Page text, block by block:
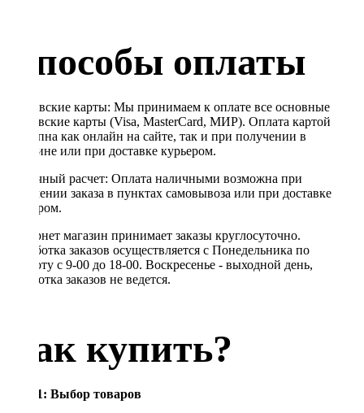
Способы оплаты
Банковские карты: Мы принимаем к оплате все основные
банковские карты (Visa, MasterCard, МИР). Оплата картой
доступна как онлайн на сайте, так и при получении в
магазине или при доставке курьером.
Наличный расчет: Оплата наличными возможна при
получении заказа в пунктах самовывоза или при доставке
курьером.
Интернет магазин принимает заказы круглосуточно.
Обработка заказов осуществляется с Понедельника по
Субботу с 9-00 до 18-00. Воскресенье - выходной день,
обработка заказов не ведется.
Как купить?
Шаг 1: Выбор товаров